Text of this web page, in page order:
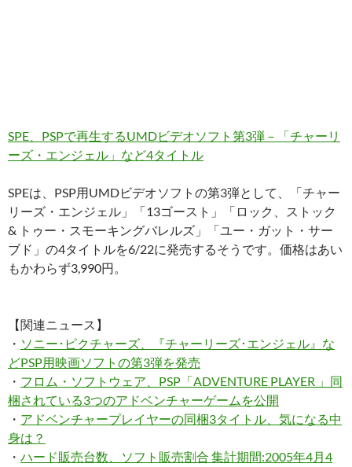
SPE、PSPで再生するUMDビデオソフト第3弾－「チャーリ
ーズ・エンジェル」など4タイトル
SPEは、PSP用UMDビデオソフトの第3弾として、「チャー
リーズ・エンジェル」「13ゴースト」「ロック、ストック
& トゥー・スモーキングバレルズ」「ユー・ガット・サー
ブド」の4タイトルを6/22に発売するそうです。価格はあい
もかわらず3,990円。
【関連ニュース】
・ ソニー･ピクチャーズ、『チャーリーズ･エンジェル』な
どPSP用映画ソフトの第3弾を発売
・ フロム・ソフトウェア、PSP「ADVENTURE PLAYER 」同
梱されている3つのアドベンチャーゲームを公開
・ アドベンチャープレイヤーの同梱3タイトル、気になる中
身は？
・ ハード販売台数、ソフト販売割合 集計期間:2005年4月4